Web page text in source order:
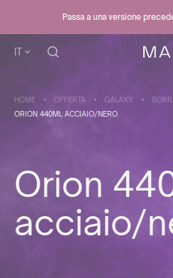
Passa a una versione
IT
HOME OFFERTA GALAXY
ORION 440ML ACCIAIO/NERO
Orion
acciaio/